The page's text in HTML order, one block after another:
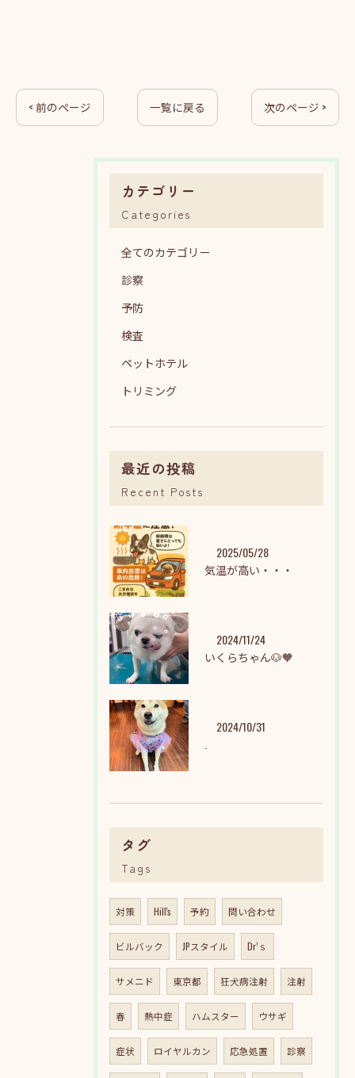
< 前のページ 一覧に戻る 次のページ >
カテゴリー
Categories
全てのカテゴリー
診察
予防
検査
ペットホテル
トリミング
最近の投稿
Recent Posts
2025/05/28
気温が高い・・・
2024/11/24
いくらちゃん🐶🧡
2024/10/31
タグ
Tags
対策 Hill's 予約 問い合わせ
ビルバック JPスタイル Dr’ｓ
サメニド 東京都 狂犬病注射 注射
春 熱中症 ハムスター ウサギ
症状 ロイヤルカン 応急処置 診察